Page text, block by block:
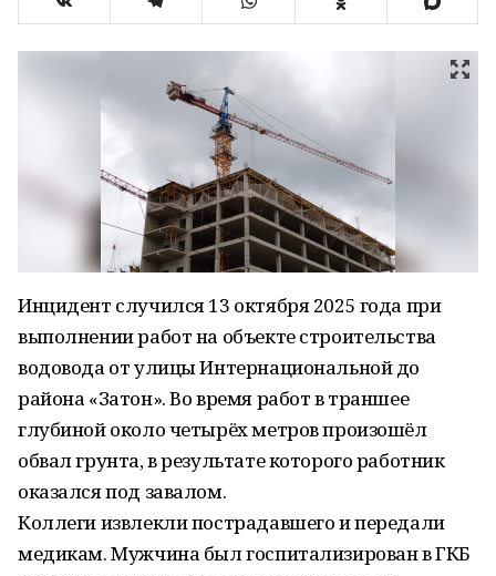
Инцидент случился 13 октября 2025 года при
выполнении работ на объекте строительства
водовода от улицы Интернациональной до
района «Затон». Во время работ в траншее
глубиной около четырёх метров произошёл
обвал грунта, в результате которого работник
оказался под завалом.
Коллеги извлекли пострадавшего и передали
медикам. Мужчина был госпитализирован в ГКБ